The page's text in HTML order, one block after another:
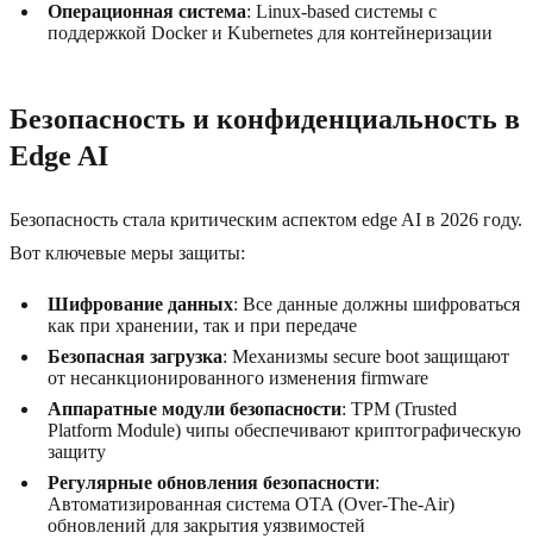
Операционная система: Linux-based системы с
поддержкой Docker и Kubernetes для контейнеризации
Безопасность и конфиденциальность в
Edge AI
Безопасность стала критическим аспектом edge AI в 2026 году.
Вот ключевые меры защиты:
Шифрование данных: Все данные должны шифроваться
как при хранении, так и при передаче
Безопасная загрузка: Механизмы secure boot защищают
от несанкционированного изменения firmware
Аппаратные модули безопасности: TPM (Trusted
Platform Module) чипы обеспечивают криптографическую
защиту
Регулярные обновления безопасности:
Автоматизированная система OTA (Over-The-Air)
обновлений для закрытия уязвимостей